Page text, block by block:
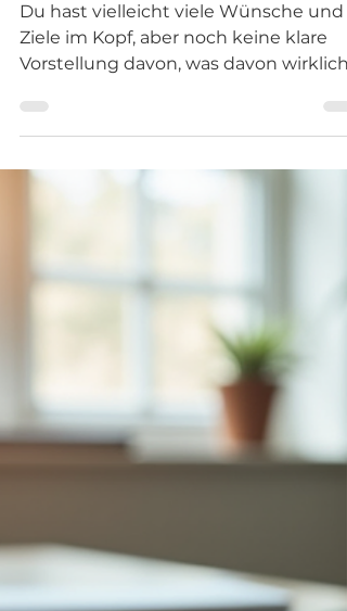
Klarheit und Fokus: Das
Workbook für echte Klarheit
Ziele im Kopf, aber noch keine klare
Vorstellung davon, was davon wirklich
Priorität hat. Manches klingt nach
Anfang fehlt oder du selbst noch nicht
greifen kannst, warum es dir so viel
bedeutet. Das Workbook setzt genau
dort an- Du reflektierst in einem
strukturierten Prozess deine
deine Vorstellungen und das, was d